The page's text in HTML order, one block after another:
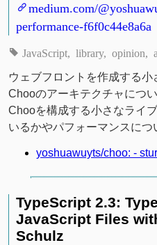
medium.com/
performance-f6f0c44e8a6a
JavaScript library opinion
ウェブフロントを作成する
Chooのアーキテクチャについ
Chooを構成する小さなライ
いるかやパフォーマンスにつ
yoshuawuyts/choo: -
TypeScript 2.3:
JavaScript Files
Schulz